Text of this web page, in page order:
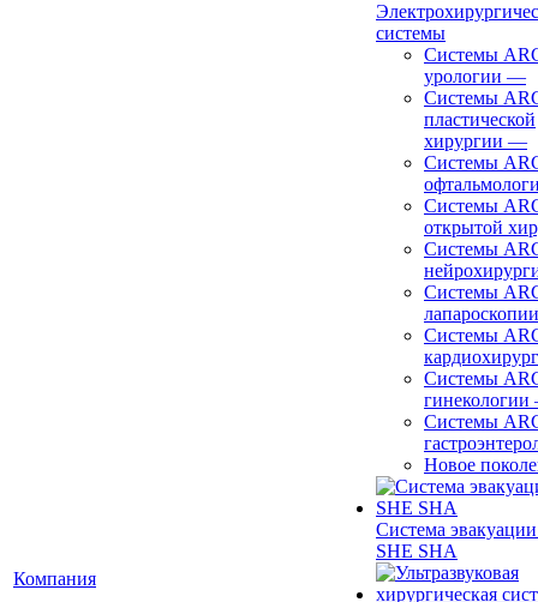
Компания
системы
Системы
урологии —
Системы
пластической
хирургии —
Системы
Системы
открытой
Системы
Системы
лапароскопии
Системы
Системы
гинекологии
Системы
Новое
Система
SHE SHA